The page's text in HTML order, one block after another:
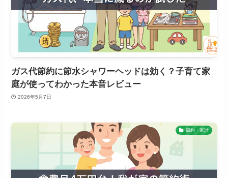
ガス代節約に節水シャワーヘッドは効く？子育て家
庭が使ってわかった本音レビュー
2026年5月7日
節約・家計